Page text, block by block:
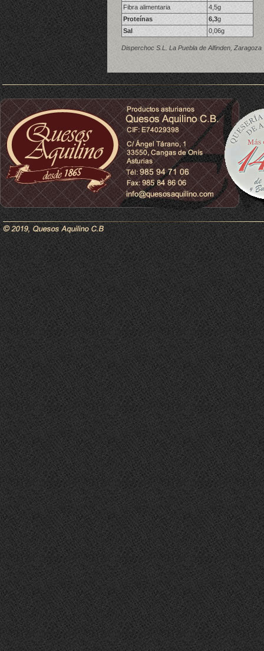
Fibra alimentaria
4,5g
Proteínas
6,3g
Sal
0,06g
Disperchoc S.L. La Puebla de Alfinden, Zaragoza